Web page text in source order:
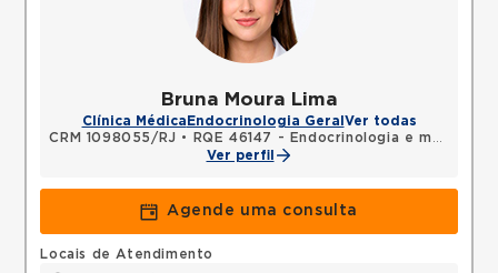
Bruna Moura Lima
Clínica Médica Endocrinologia Geral Ver todas
CRM 1098055/RJ •
RQE 46147 - Endocrinologia e metabologia
Ver perfil
Agende uma consulta
Locais de Atendimento